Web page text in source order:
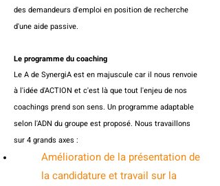
des demandeurs d'emploi en position de recherche
d'une aide passive.
Le programme du coaching
Le A de SynergiA est en majuscule car il nous renvoie
à l'idée d'ACTION et c'est là que tout l'enjeu de nos
coachings prend son sens. Un programme adaptable
selon l'ADN du groupe est proposé. Nous travaillons
sur 4 grands axes :
Amélioration de la présentation de
la candidature et travail sur la